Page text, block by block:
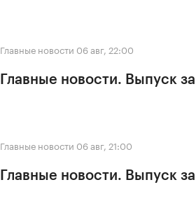
Главные новости 06 авг, 22:00
Главные новости. Выпуск
Главные новости 06 авг, 21:00
Главные новости. Выпуск